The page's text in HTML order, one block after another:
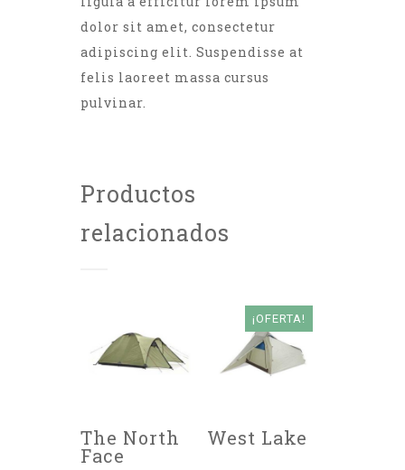
dolor sit amet, consectetur
adipiscing elit. Suspendisse at
felis laoreet massa cursus
pulvinar.
Productos
relacionados
The North
Face
¡OFERTA!
West Lake